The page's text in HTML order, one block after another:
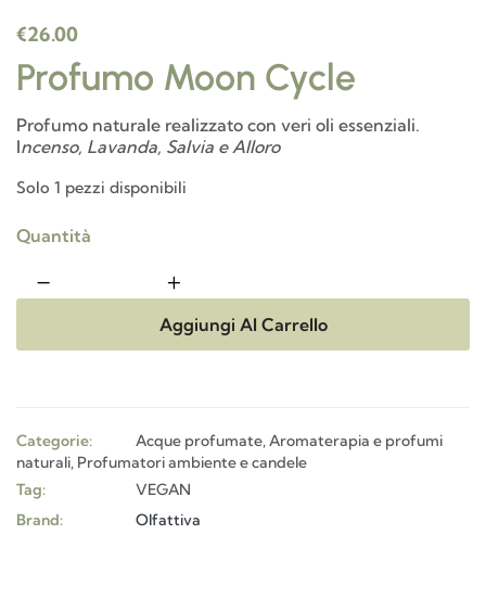
€26.00
Profumo Moon Cycle
Profumo naturale realizzato con veri oli essenziali.
Incenso, Lavanda, Salvia e Alloro
Solo 1 pezzi disponibili
Quantità
Aggiungi Al Carrello
Categorie: Acque profumate,Aromaterapia e profumi
naturali, Profumatori ambiente e candele
Tag:
VEGAN
Brand:
Olfattiva